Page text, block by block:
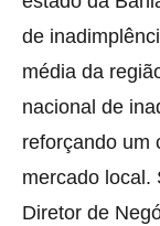
de
média da
nacional de
reforçando um
mercado local.
Diretor de